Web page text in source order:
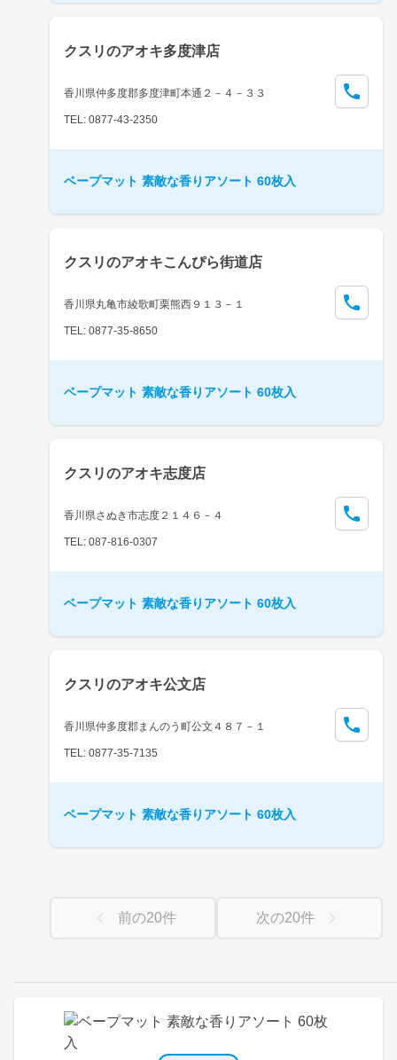
クスリのアオキ多度津店
香川県仲多度郡多度津町本通２－４－３３
TEL: 0877-43-2350
ベープマット 素敵な香りアソート 60枚入
クスリのアオキこんぴら街道店
香川県丸亀市綾歌町栗熊西９１３－１
TEL: 0877-35-8650
ベープマット 素敵な香りアソート 60枚入
クスリのアオキ志度店
香川県さぬき市志度２１４６－４
TEL: 087-816-0307
ベープマット 素敵な香りアソート 60枚入
クスリのアオキ公文店
香川県仲多度郡まんのう町公文４８７－１
TEL: 0877-35-7135
ベープマット 素敵な香りアソート 60枚入
前の20件 次の20件